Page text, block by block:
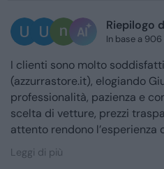
Ugo Brescia
2 giorni fa
Ottima esperienza con la
Giuseppe mi ha
ritiro a quello della